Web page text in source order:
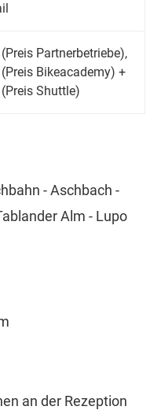
Partnerbetriebe),
Bikeacademy) +
Shuttle)
- Aschbach -
Alm - Lupo
an der Rezeption